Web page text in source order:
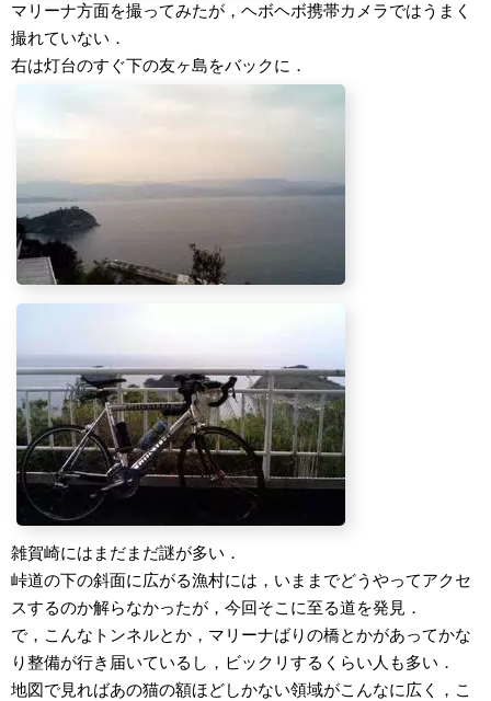
マリーナ方面を撮ってみたが，ヘボヘボ携帯カメラではうまく
撮れていない．
右は灯台のすぐ下の友ヶ島をバックに．
雑賀崎にはまだまだ謎が多い．
峠道の下の斜面に広がる漁村には，いままでどうやってアクセ
スするのか解らなかったが，今回そこに至る道を発見．
で，こんなトンネルとか，マリーナばりの橋とかがあってかな
り整備が行き届いているし，ビックリするくらい人も多い．
地図で見ればあの猫の額ほどしかない領域がこんなに広く，こ